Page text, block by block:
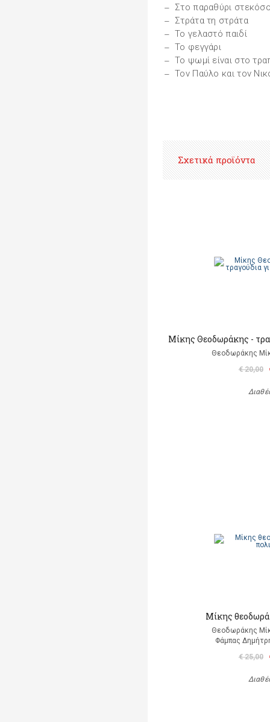
Στο παραθύρι
Στράτα τη στράτα
Το γελαστό παιδί
Το φεγγάρι
Το ψωμί είναι στο
Τον Παύλο και τον
Σχετικά προϊόντα
Μίκης Θεοδωράκης -
Θεοδωράκης
€ 20,00
Μίκης
Θεοδωράκης
Φάμπας
€ 25,00